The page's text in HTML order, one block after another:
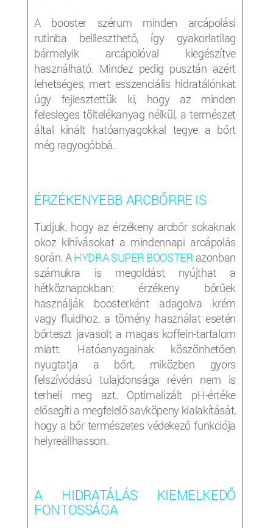
A booster szérum minden arcápolási
rutinba beilleszthető, így gyakorlatilag
bármelyik arcápolóval kiegészítve
használható. Mindez pedig pusztán azért
lehetséges, mert esszenciális hidratálónkat
úgy fejlesztettük ki, hogy az minden
felesleges töltelékanyag nélkül, a természet
által kínált hatóanyagokkal tegye a bőrt
még ragyogóbbá.
ÉRZÉKENYEBB ARCBŐRRE IS
Tudjuk, hogy az érzékeny arcbőr sokaknak
okoz kihívásokat a mindennapi arcápolás
során. AHYDRA SUPER BOOSTER azonban
számukra is megoldást nyújthat a
hétköznapokban: érzékeny bőrűek
használják boosterként adagolva krém
vagy fluidhoz, a tömény használat esetén
bőrteszt javasolt a magas koffein-tartalom
miatt. Hatóanyagainak köszönhetően
nyugtatja a bőrt, miközben gyors
felszívódású tulajdonsága révén nem is
terheli meg azt. Optimalizált pH-értéke
elősegíti a megfelelő savköpeny kialakítását,
hogy a bőr természetes védekező funkciója
helyreállhasson.
A HIDRATÁLÁS KIEMELKEDŐ
FONTOSSÁGA